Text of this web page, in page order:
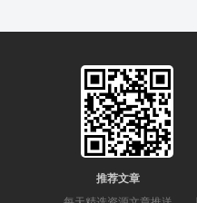
推荐文章